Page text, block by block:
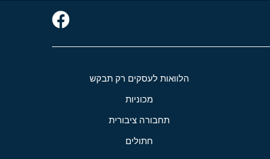
הלוואות לעסקים רק תבקש
מכוניות
תחבורה ציבורית
חתולים